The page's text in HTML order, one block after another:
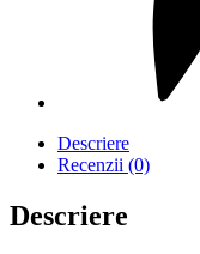
Descriere
Recenzii (0)
Descriere